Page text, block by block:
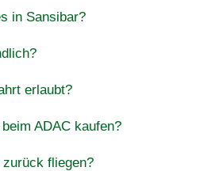
in Sansibar?
erlaubt?
ADAC kaufen?
fliegen?